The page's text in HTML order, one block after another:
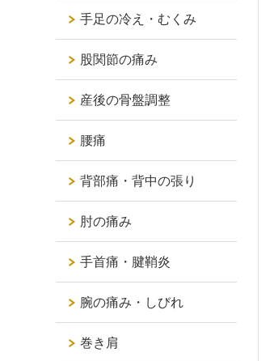
手足の冷え・むくみ
股関節の痛み
産後の骨盤調整
腰痛
背部痛・背中の張り
肘の痛み
手首痛・腱鞘炎
腕の痛み・しびれ
巻き肩